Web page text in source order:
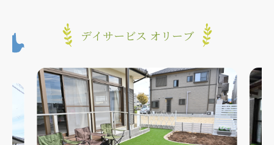
デイサービス オリーブ